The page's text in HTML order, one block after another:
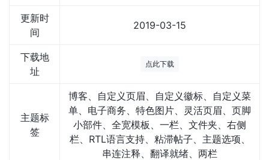
更新时
间
2019-03-15
下载地
址
点此下载
主题标
签
博客、自定义页眉、自定义徽标、自定义菜
单、电子商务、特色图片、灵活页眉、页脚
小部件、全宽模板、一栏、文件夹、右侧
栏、RTL语言支持、粘滞帖子、主题选项、
串连注释、翻译就绪、两栏